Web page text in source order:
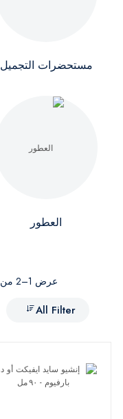
مستحضرات التجميل
العطور
عرض 1–2 من 2 نتيجة
All Filter